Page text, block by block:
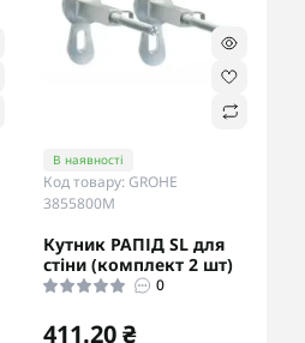
В наявності
Код товару: GROHE
3855800M
Кутник РАПІД SL для
стіни (комплект 2 шт)
0
411.20 ₴